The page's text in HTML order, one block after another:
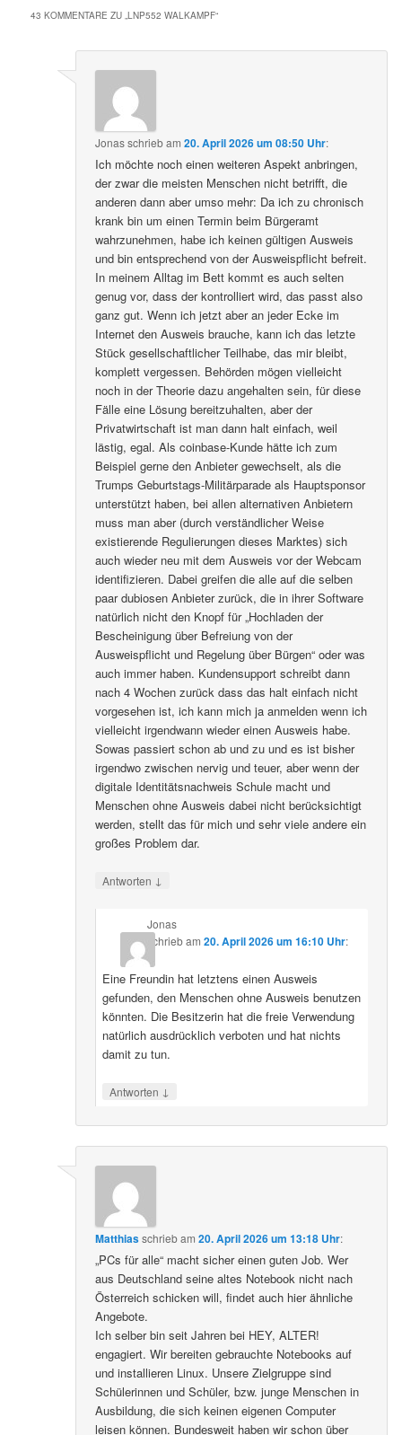
43 KOMMENTARE ZU „LNP552 WALKAMPF“
Jonasschriebam20. April 2026 um 08:50 Uhr:
Ich möchte noch einen weiteren Aspekt anbringen,
der zwar die meisten Menschen nicht betrifft, die
anderen dann aber umso mehr: Da ich zu chronisch
krank bin um einen Termin beim Bürgeramt
wahrzunehmen, habe ich keinen gültigen Ausweis
und bin entsprechend von der Ausweispflicht befreit.
In meinem Alltag im Bett kommt es auch selten
genug vor, dass der kontrolliert wird, das passt also
ganz gut. Wenn ich jetzt aber an jeder Ecke im
Internet den Ausweis brauche, kann ich das letzte
Stück gesellschaftlicher Teilhabe, das mir bleibt,
komplett vergessen. Behörden mögen vielleicht
noch in der Theorie dazu angehalten sein, für diese
Fälle eine Lösung bereitzuhalten, aber der
Privatwirtschaft ist man dann halt einfach, weil
lästig, egal. Als coinbase-Kunde hätte ich zum
Beispiel gerne den Anbieter gewechselt, als die
Trumps Geburtstags-Militärparade als Hauptsponsor
unterstützt haben, bei allen alternativen Anbietern
muss man aber (durch verständlicher Weise
existierende Regulierungen dieses Marktes) sich
auch wieder neu mit dem Ausweis vor der Webcam
identifizieren. Dabei greifen die alle auf die selben
paar dubiosen Anbieter zurück, die in ihrer Software
natürlich nicht den Knopf für „Hochladen der
Bescheinigung über Befreiung von der
Ausweispflicht und Regelung über Bürgen“ oder was
auch immer haben. Kundensupport schreibt dann
nach 4 Wochen zurück dass das halt einfach nicht
vorgesehen ist, ich kann mich ja anmelden wenn ich
vielleicht irgendwann wieder einen Ausweis habe.
Sowas passiert schon ab und zu und es ist bisher
irgendwo zwischen nervig und teuer, aber wenn der
digitale Identitätsnachweis Schule macht und
Menschen ohne Ausweis dabei nicht berücksichtigt
werden, stellt das für mich und sehr viele andere ein
großes Problem dar.
Antworten ↓
Jonas
schriebam 20. April 2026 um 16:10 Uhr:
Eine Freundin hat letztens einen Ausweis
gefunden, den Menschen ohne Ausweis benutzen
könnten. Die Besitzerin hat die freie Verwendung
natürlich ausdrücklich verboten und hat nichts
damit zu tun.
Antworten ↓
Matthiasschriebam20. April 2026 um 13:18 Uhr:
„PCs für alle“ macht sicher einen guten Job. Wer
aus Deutschland seine altes Notebook nicht nach
Österreich schicken will, findet auch hier ähnliche
Angebote.
Ich selber bin seit Jahren bei HEY, ALTER!
engagiert. Wir bereiten gebrauchte Notebooks auf
und installieren Linux. Unsere Zielgruppe sind
Schülerinnen und Schüler, bzw. junge Menschen in
Ausbildung, die sich keinen eigenen Computer
leisen können. Bundesweit haben wir schon über